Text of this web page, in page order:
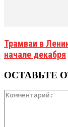
Трамваи в
начале декабря
ОСТАВЬТЕ